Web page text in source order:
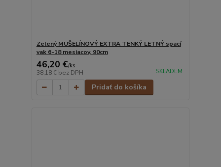
Zelený MUŠELÍNOVÝ EXTRA TENKÝ LETNÝ spací
vak 6-18 mesiacov, 90cm
46,20 €/ks
38,18 € bez DPH SKLADEM
Pridať do košíka